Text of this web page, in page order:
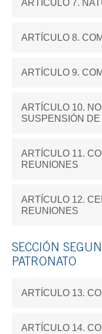
ARTÍCULO 7.
ARTÍCULO 8.
ARTÍCULO 9.
ARTÍCULO 10.
SUSPENSIÓN
ARTÍCULO 11.
REUNIONES
ARTÍCULO 12.
REUNIONES
SECCIÓN
PATRONATO
ARTÍCULO 13.
ARTÍCULO 14.